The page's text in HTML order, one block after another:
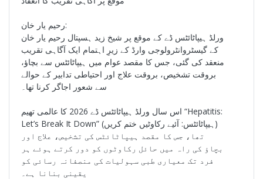
رحیم یار خان:
ورلڈ ہیپاٹائٹس ڈے کے موقع پر شیخ زید ہسپتال رحیم یار خان
کے گیسٹروانٹرولوجی وارڈ کے زیرِ اہتمام ایک آگاہی تقریب
منعقد کی گئی، جس کا مقصد عوام میں ہیپاٹائٹس سے بچاؤ،
بروقت تشخیص، بروقت علاج اور احتیاطی تدابیر کے حوالے
سے شعور اجاگر کرنا تھا۔
اس سال ورلڈ ہیپاٹائٹس ڈے 2026 کا عالمی تھیم “Hepatitis:
Let’s Break It Down” (ہیپاٹائٹس: آئیے رکاوٹیں ختم کریں)
تھا، جس کا مقصد ہیپاٹائٹس کی تشخیص، علاج اور
بچاؤ کی راہ میں حائل رکاوٹوں کو دور کرتے ہوئے ہر
فرد تک معیاری طبی سہولیات کی منصفانہ رسائی کو
یقینی بنانا ہے۔